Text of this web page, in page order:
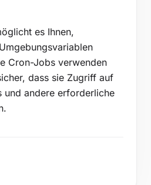
es Ihnen,
Cron-Jobs verwenden
dass sie Zugriff auf
und andere erforderliche